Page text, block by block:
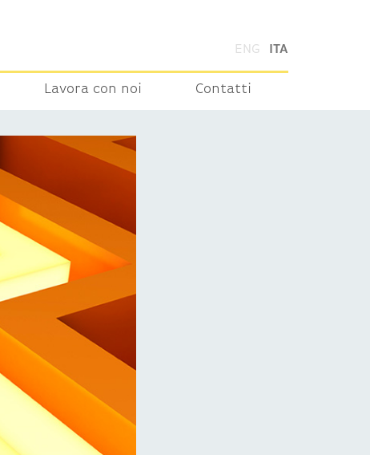
ENG ITA
Lavora con noi Contatti